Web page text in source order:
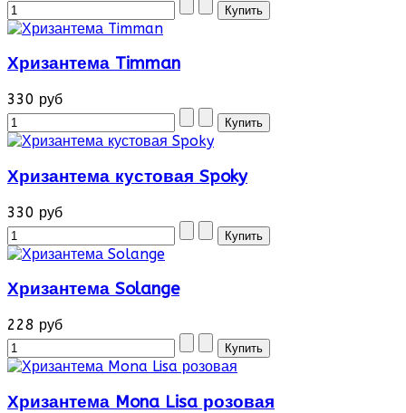
Хризантема Timman
330 руб
Хризантема кустовая Spoky
330 руб
Хризантема Solange
228 руб
Хризантема Mona Lisa розовая